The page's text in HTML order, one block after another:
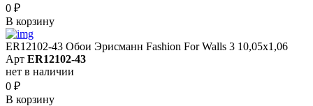
0 ₽
В корзину
ER12102-43 Обои Эрисманн Fashion For Walls 3 10,05x1,06
Арт ER12102-43
нет в наличии
0 ₽
В корзину